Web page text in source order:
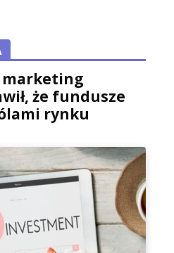
marketing
że fundusze
rynku